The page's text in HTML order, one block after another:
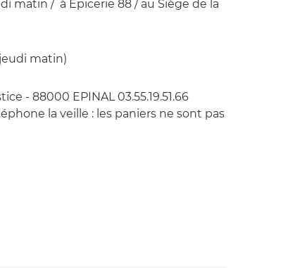
matin / à Epicerie 88 / au Siège de la
matin)
- 88000 EPINAL 03.55.19.51.66
la veille : les paniers ne sont pas